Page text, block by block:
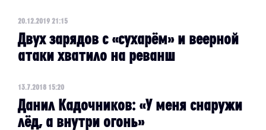
20.12.2019 21:15
Двух зарядов с «сухарём» и веерной
атаки хватило на реванш
13.7.2018 15:20
Данил Кадочников: «У меня снаружи
лёд, а внутри огонь»